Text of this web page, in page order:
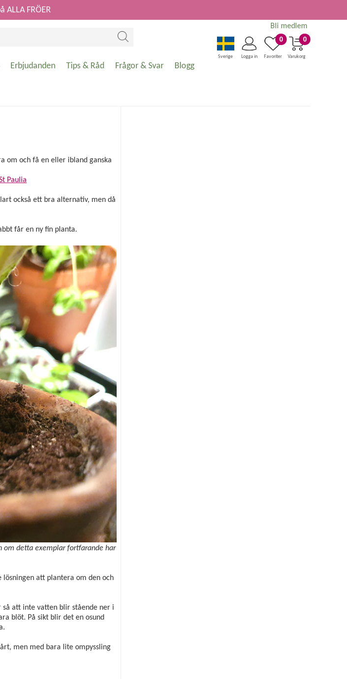
0
Varukorg
0
Favoriter
Logga in
Sverige
Bli medlem
ALLA FRÖER
Erbjudanden Tips & Råd Frågor & Svar Blogg
om och få en eller ibland ganska
Paulia
också ett bra alternativ, men då
får en ny fin planta.
om detta exemplar fortfarande har
att plantera om den och
att inte vatten blir stående ner i
blöt. På sikt blir det en osund
men med bara lite ompyssling